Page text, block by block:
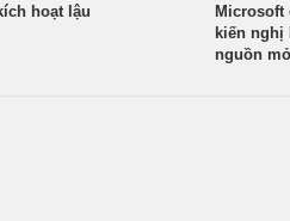
hoạt lậu
kiến nghị
nguồn